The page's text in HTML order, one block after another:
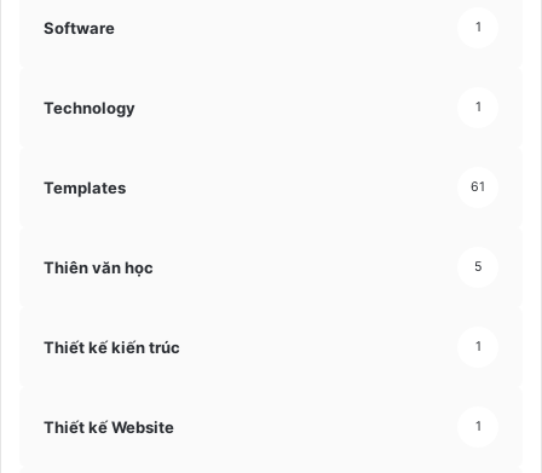
Software 1
Technology 1
Templates 61
Thiên văn học 5
Thiết kế kiến trúc 1
Thiết kế Website 1